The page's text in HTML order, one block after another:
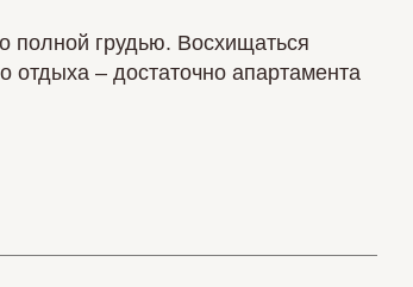
полной грудью. Восхищаться
отдыха – достаточно апартамента